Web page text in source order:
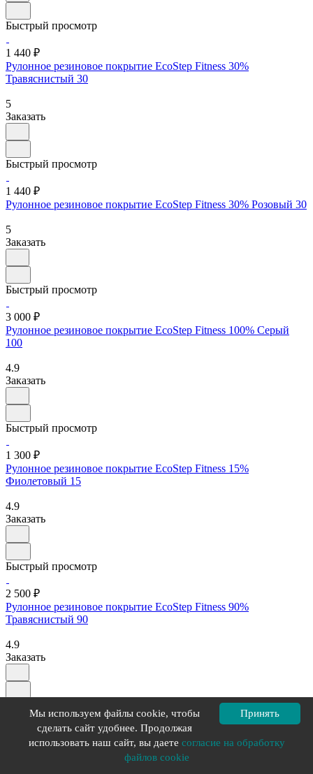
Быстрый просмотр
1 440 ₽
Рулонное резиновое покрытие EcoStep Fitness 30%
Травяснистый 30
5
Заказать
Быстрый просмотр
1 440 ₽
Рулонное резиновое покрытие EcoStep Fitness 30% Розовый 30
5
Заказать
Быстрый просмотр
3 000 ₽
Рулонное резиновое покрытие EcoStep Fitness 100% Серый
100
4.9
Заказать
Быстрый просмотр
1 300 ₽
Рулонное резиновое покрытие EcoStep Fitness 15%
Фиолетовый 15
4.9
Заказать
Быстрый просмотр
2 500 ₽
Рулонное резиновое покрытие EcoStep Fitness 90%
Травяснистый 90
4.9
Заказать
1 710 ₽
Рулонное резиновое покрытие EcoStep Fitness 50% Белый 50
Принять
Мы используем файлы cookie, чтобы
сделать сайт удобнее. Продолжая
использовать наш сайт, вы даете согласие на обработку
файлов cookie